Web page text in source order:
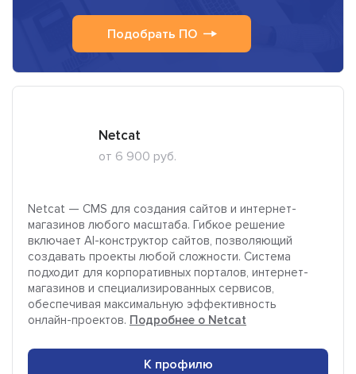
Подобрать ПО
Netcat
от 6 900 руб.
Netcat — CMS для создания сайтов и интернет-
магазинов любого масштаба. Гибкое решение
включает AI-конструктор сайтов, позволяющий
создавать проекты любой сложности. Система
подходит для корпоративных порталов, интернет-
магазинов и специализированных сервисов,
обеспечивая максимальную эффективность
онлайн-проектов. Подробнее о Netcat
К профилю